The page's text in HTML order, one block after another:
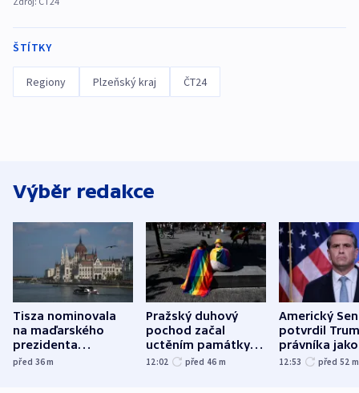
ŠTÍTKY
Regiony Plzeňský kraj ČT24
Výběr redakce
Tisza nominovala
na maďarského
prezidenta
bývalého šéfa
před 36m
Pražský duhový
pochod začal
uctěním památky
obětí berlínského
12:02 před 46 m
Americký
potvrdil
právníka jako
ministra
12:53 před 52 m